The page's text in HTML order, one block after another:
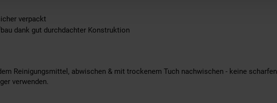
verpackt
dank gut durchdachter Konstruktion
Reinigungsmittel, abwischen & mit trockenem Tuch nachwischen - keine scharfen
verwenden.